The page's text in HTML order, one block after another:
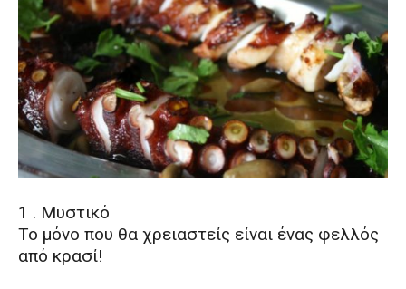
1 . Μυστικό
Το μόνο που θα χρειαστείς είναι ένας φελλός
από κρασί!